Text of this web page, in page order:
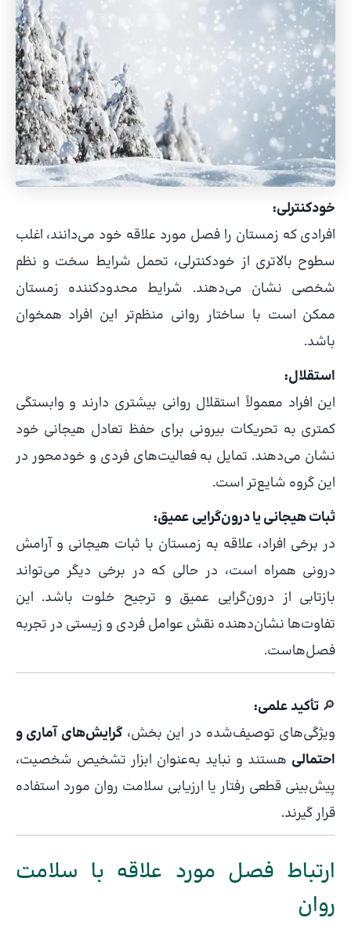
خودکنترلی:
افرادی که زمستان را فصل مورد علاقه خود می‌دانند، اغلب
سطوح بالاتری از خودکنترلی، تحمل شرایط سخت و نظم
شخصی نشان می‌دهند. شرایط محدودکننده زمستان
ممکن است با ساختار روانی منظم‌تر این افراد همخوان
باشد.
استقلال:
این افراد معمولاً استقلال روانی بیشتری دارند و وابستگی
کمتری به تحریکات بیرونی برای حفظ تعادل هیجانی خود
نشان می‌دهند. تمایل به فعالیت‌های فردی و خودمحور در
این گروه شایع‌تر است.
ثبات هیجانی یا درون‌گرایی عمیق:
در برخی افراد، علاقه به زمستان با ثبات هیجانی و آرامش
درونی همراه است، در حالی که در برخی دیگر می‌تواند
بازتابی از درون‌گرایی عمیق و ترجیح خلوت باشد. این
تفاوت‌ها نشان‌دهنده نقش عوامل فردی و زیستی در تجربه
فصل‌هاست.
🔎 تأکید علمی:
ویژگی‌های توصیف‌شده در این بخش،گرایش‌های آماری و
احتمالی هستند و نباید به‌عنوان ابزار تشخیص شخصیت،
پیش‌بینی قطعی رفتار یا ارزیابی سلامت روان مورد استفاده
قرار گیرند.
ارتباط فصل مورد علاقه با سلامت
روان